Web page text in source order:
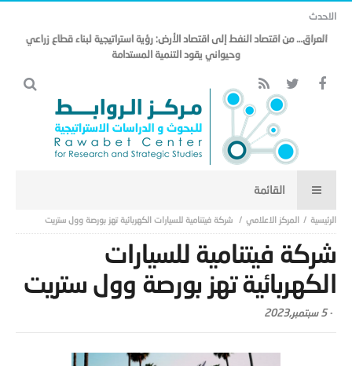
الاحدث
العراق… من اقتصاد النفط إلى اقتصاد الأرض: رؤية استراتيجية لبناء قطاع زراعي
وحيواني يقود التنمية المستدامة
المركز الاعلامي شركة فيتنامية للسيارات الكهربائية تهز بورصة وول ستريت
شركة فيتنامية للسيارات
الكهربائية تهز بورصة وول ستريت
-5 سبتمبر,2023